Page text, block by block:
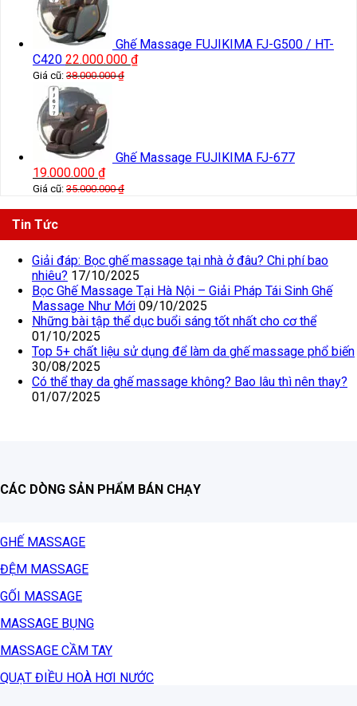
Ghế Massage FUJIKIMA FJ-G500 / HT-
C420 22.000.000 ₫
Giá cũ: 38.000.000₫
Ghế Massage FUJIKIMA FJ-677
19.000.000 ₫
Giá cũ: 35.000.000₫
Tin Tức
Giải đáp: Bọc ghế massage tại nhà ở đâu? Chi phí bao
nhiêu? 17/10/2025
Bọc Ghế Massage Tại Hà Nội – Giải Pháp Tái Sinh Ghế
Massage Như Mới 09/10/2025
Những bài tập thể dục buổi sáng tốt nhất cho cơ thể
01/10/2025
Top 5+ chất liệu sử dụng để làm da ghế massage phổ biến
30/08/2025
Có thể thay da ghế massage không? Bao lâu thì nên thay?
01/07/2025
CÁC DÒNG SẢN PHẨM BÁN CHẠY
GHẾ MASSAGE
ĐỆM MASSAGE
GỐI MASSAGE
MASSAGE BỤNG
MASSAGE CẦM TAY
QUẠT ĐIỀU HOÀ HƠI NƯỚC